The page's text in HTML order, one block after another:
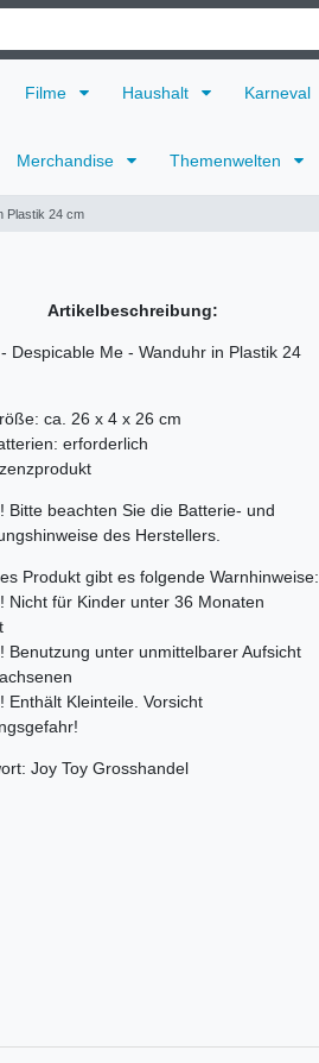
Filme Haushalt Karneval
Merchandise Themenwelten
Plastik 24 cm
Artikelbeschreibung:
Despicable Me - Wanduhr in Plastik 24
ca. 26 x 4 x 26 cm
erforderlich
Bitte beachten Sie die Batterie- und
des Herstellers.
Produkt gibt es folgende Warnhinweise:
Nicht für Kinder unter 36 Monaten
Benutzung unter unmittelbarer Aufsicht
Enthält Kleinteile. Vorsicht
Joy Toy Grosshandel